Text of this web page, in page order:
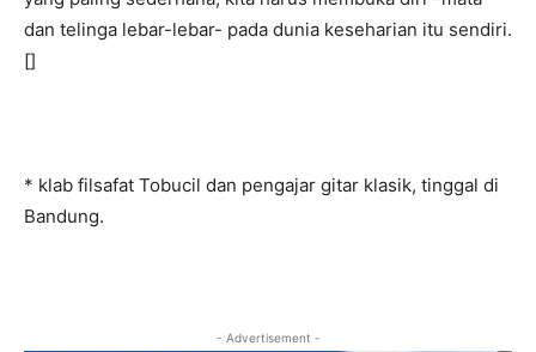
dan telinga lebar-lebar- pada dunia keseharian itu sendiri.
[]
* klab filsafat Tobucil dan pengajar gitar klasik, tinggal di
Bandung.
- Advertisement -